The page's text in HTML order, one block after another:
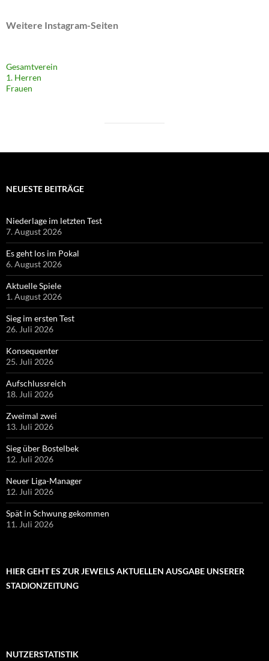
Weitere Instagram-Seiten
Gesamtverein
1. Herren
Frauen
NEUESTE BEITRÄGE
Niederlage im letzten Test
7. August 2026
Es geht los im Pokal
6. August 2026
Aktuelle Spiele
1. August 2026
Sieg im ersten Test
26. Juli 2026
Konsequenter
25. Juli 2026
Aufschlussreich
18. Juli 2026
Zweimal zwei
13. Juli 2026
Sieg über Bostelbek
12. Juli 2026
Neuer Liga-Manager
12. Juli 2026
Spät in Schwung gekommen
11. Juli 2026
HIER GEHT ES ZUR JEWEILS AKTUELLEN AUSGABE UNSERER
STADIONZEITUNG
NUTZERSTATISTIK